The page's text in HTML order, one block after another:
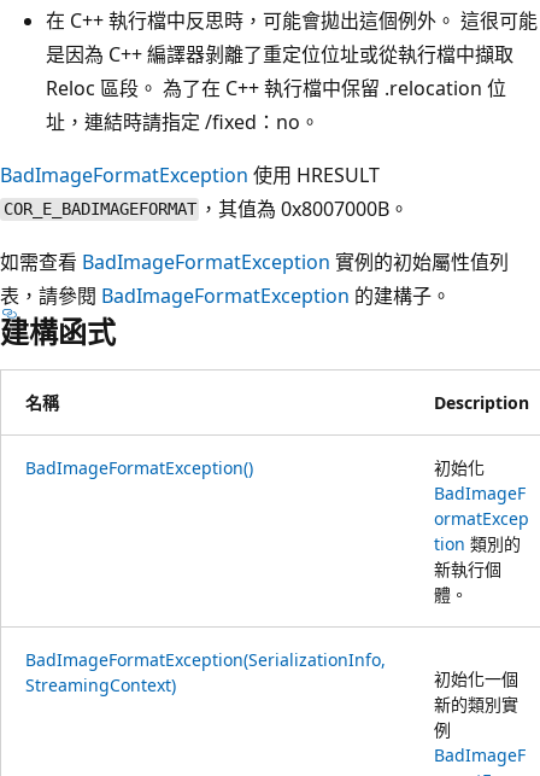
在 C++ 執行檔中反思時，可能會拋出這個例外。 這很可能
是因為 C++ 編譯器剝離了重定位位址或從執行檔中擷取
Reloc 區段。 為了在 C++ 執行檔中保留 .relocation 位
址，連結時請指定 /fixed：no。
BadImageFormatException 使用 HRESULT
COR_E_BADIMAGEFORMAT ，其值為 0x8007000B。
如需查看 BadImageFormatException 實例的初始屬性值列
表，請參閱 BadImageFormatException 的建構子。
建構函式
名稱 Description
BadImageFormatException()
初始化
BadImageF
ormatExcep
tion 類別的
新執行個
體。
BadImageFormatException(SerializationInfo,
StreamingContext)
初始化一個
新的類別實
例
BadImageF